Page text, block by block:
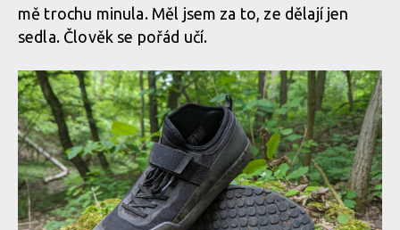
mě trochu minula. Měl jsem za to, ze dělají jen
sedla. Člověk se pořád učí.